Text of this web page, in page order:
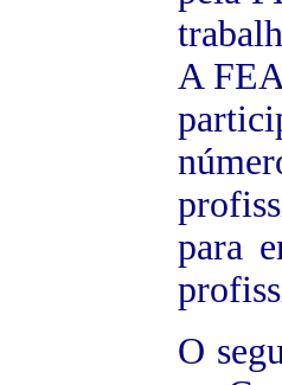
A
para
O